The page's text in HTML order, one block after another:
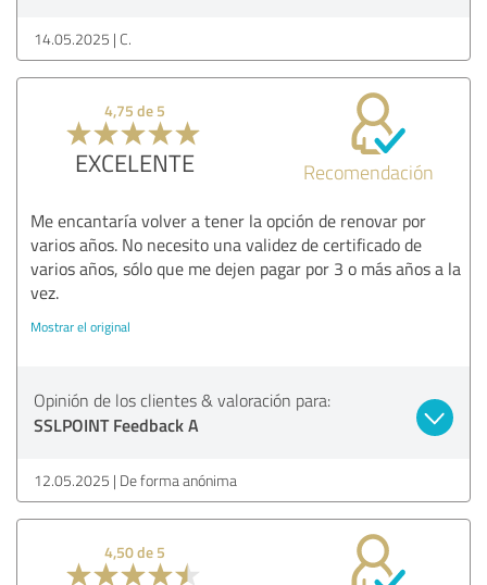
14.05.2025 C.
4,75 de 5
EXCELENTE Recomendación
Me encantaría volver a tener la opción de renovar por
varios años. No necesito una validez de certificado de
varios años, sólo que me dejen pagar por 3 o más años a la
vez.
Mostrar el original
Opinión de los clientes & valoración para:
SSLPOINT Feedback A
12.05.2025 De forma anónima
4,50 de 5